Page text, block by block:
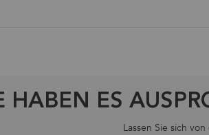
HABEN ES
Lassen Sie sich